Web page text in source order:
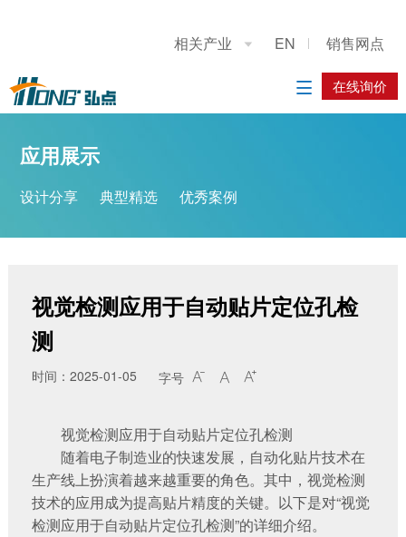
相关产业  EN 销售网点
在线询价

公司简介
设计分享
优秀案例
重型龙门上下料桁架机械手
工业机器人
履带底盘
系统方案
在线询价
应用展示
设计分享 典型精选 优秀案例
视觉检测应用于自动贴片定位孔检
测
时间：2025-01-05 字号   
视觉检测应用于自动贴片定位孔检测
随着电子制造业的快速发展，自动化贴片技术在
生产线上扮演着越来越重要的角色。其中，视觉检测
技术的应用成为提高贴片精度的关键。以下是对“视觉
检测应用于自动贴片定位孔检测”的详细介绍。